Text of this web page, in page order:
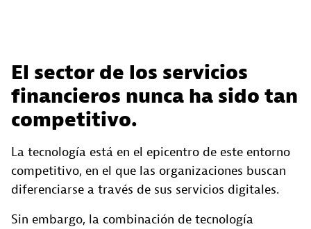
El sector de los servicios
financieros nunca ha sido tan
competitivo.
La tecnología está en el epicentro de este entorno
competitivo, en el que las organizaciones buscan
diferenciarse a través de sus servicios digitales.
Sin embargo, la combinación de tecnología